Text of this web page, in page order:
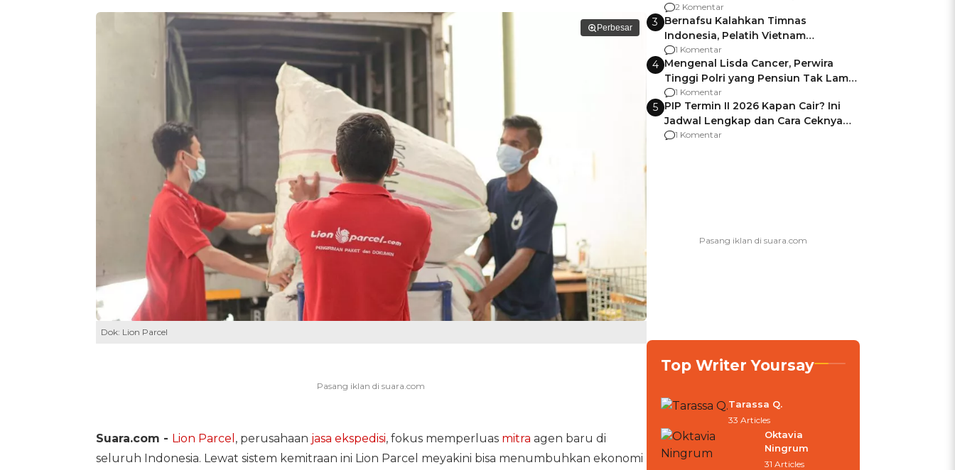
Perbesar
Dok: Lion Parcel
Suara.com - Lion Parcel , perusahaan jasa ekspedisi, fokus memperluas mitra agen baru di
seluruh Indonesia. Lewat sistem kemitraan ini Lion Parcel meyakini bisa menumbuhkan ekonomi
Pemalang
2 Komentar
3 Bernafsu Kalahkan Timnas
Indonesia, Pelatih Vietnam
Berencana Pakai Jimat di Pakansari
1 Komentar
4 Mengenal Lisda Cancer, Perwira
Tinggi Polri yang Pensiun Tak Lama
Usai Jadi Brigjen
1 Komentar
5 PIP Termin II 2026 Kapan Cair? Ini
Jadwal Lengkap dan Cara Ceknya
agar Dana Tidak Hangus!
1 Komentar
Top Writer Yoursay
Tarassa Q.
33 Articles
Oktavia
Ningrum
31 Articles